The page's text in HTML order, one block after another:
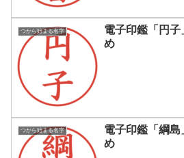
つから始まる名字
電子印鑑「円子
め
つから始まる名字
電子印鑑「綱島
め